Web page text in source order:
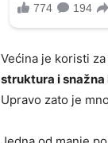
Većina je koristi
struktura i
Upravo zato je